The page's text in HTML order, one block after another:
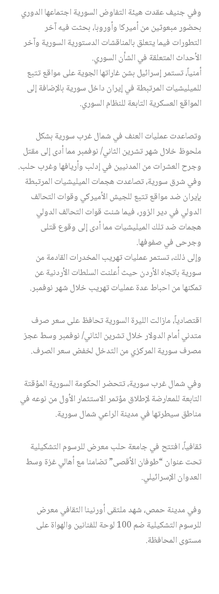
وفي جنيف عقدت هيئة التفاوض السورية اجتماعها الدوري
بحضور مبعوثين من أميركا وأوروبا، بحثت فيه آخر
التطورات فيما يتعلق بالمناقشات الدستورية السورية وآخر
الأحداث المتعلقة في الشأن السوري.
أمنياً، تستمر إسرائيل بشن غاراتها الجوية على مواقع تتبع
للميليشيات المرتبطة في إيران داخل سورية بالإضافة إلى
المواقع العسكرية التابعة للنظام السوري.
وتصاعدت عمليات العنف في شمال غرب سورية بشكل
ملحوظ خلال شهر تشرين الثاني/ نوفمبر مما أدى إلى مقتل
وجرح العشرات من المدنيين في إدلب وأريافها وغرب حلب.
وفي شرق سورية، تصاعدت هجمات الميليشيات المرتبطة
بإيران ضد مواقع تتبع للجيش الأميركي وقوات التحالف
الدولي في دير الزور، فيما شنت قوات التحالف الدولي
هجمات ضد تلك الميليشيات مما أدى إلى وقوع قتلى
وجرحى في صفوفها.
وإلى ذلك، تستمر عمليات تهريب المخدرات القادمة من
سورية باتجاه الأردن حيث أعلنت السلطات الأردنية عن
تمكنها من احباط عدة عمليات تهريب خلال شهر نوفمبر.
اقتصادياً، مازالت الليرة السورية تحافظ على سعر صرف
متدني أمام الدولار خلال تشرين الثاني/ نوفمبر وسط عجز
مصرف سورية المركزي من التدخل لخفض سعر الصرف.
وفي شمال غرب سورية، تتحضر الحكومة السورية المؤقتة
التابعة للمعارضة لإطلاق مؤتمر الاستثمار الأول من نوعه في
مناطق سيطرتها في مدينة الراعي شمال سورية.
ثقافياً، افتتح في جامعة حلب معرض للرسوم التشكيلية
تحت عنوان “طوفان الأقصى” تضامنا مع أهالي غزة وسط
العدوان الإسرائيلي.
وفي مدينة حمص، شهد ملتقى أورنينا الثقافي معرض
للرسوم التشكيلية ضم 100 لوحة للفنانين والهواة على
مستوى المحافظة.